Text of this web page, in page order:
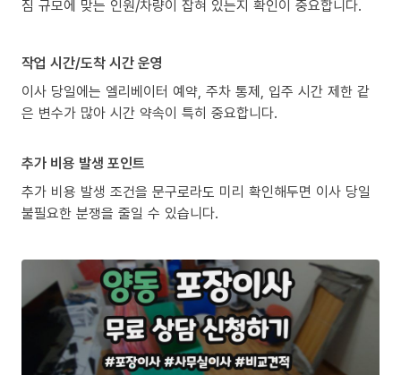
짐 규모에 맞는 인원/차량이 잡혀 있는지 확인이 중요합니다.
작업 시간/도착 시간 운영
이사 당일에는 엘리베이터 예약, 주차 통제, 입주 시간 제한 같
은 변수가 많아 시간 약속이 특히 중요합니다.
추가 비용 발생 포인트
추가 비용 발생 조건을 문구로라도 미리 확인해두면 이사 당일
불필요한 분쟁을 줄일 수 있습니다.